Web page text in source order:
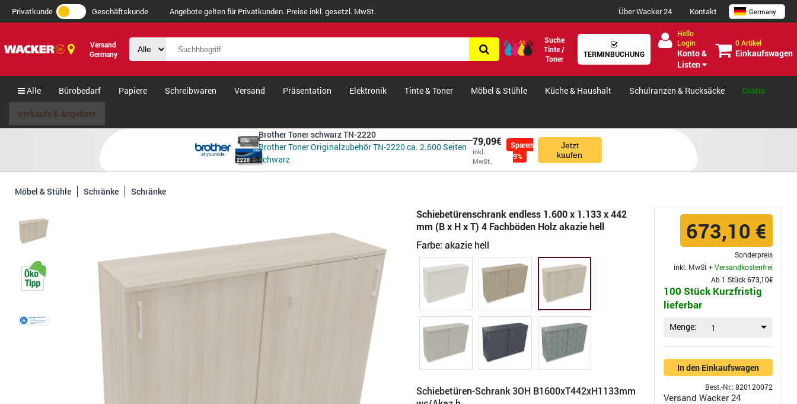
Privatkunde Geschäftskunde Angebote gelten für Privatkunden. Preise inkl. gesetzl. MwSt. Über Wacker 24 Kontakt Germany
Versand
Germany
Suche
Tinte /
Toner
TERMINBUCHUNG
Hello
Login
Konto &
Listen
0 Artikel
Einkaufswagen
Alle Bürobedarf Papiere Schreibwaren Versand Präsentation Elektronik Tinte & Toner Möbel & Stühle Küche & Haushalt Schulranzen & Rucksäcke Gratis
Verkäufe & Angebote
Brother Toner schwarz TN-2220
Brother Toner Originalzubehör TN-2220 ca. 2.600 Seiten
schwarz
79,09€
inkl.
MwSt.
Sparen
9%
Jetzt
kaufen
Möbel & Stühle Schränke Schränke
Schiebetürenschrank endless 1.600 x 1.133 x 442
mm (B x H x T) 4 Fachböden Holz akazie hell
Farbe: akazie hell
Schiebetüren-Schrank 3OH B1600xT442xH1133mm
673,10 €
Sonderpreis
inkl. MwSt +Versandkostenfrei
Ab 1 Stück673,10€
100 Stück Kurzfristig
lieferbar
Menge: 1
In den Einkaufswagen
Best.-Nr.: 820120072
Versand Wacker 24